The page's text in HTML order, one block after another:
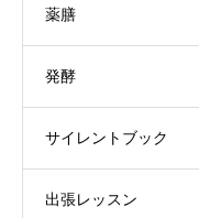
薬膳
発酵
サイレントブック
出張レッスン